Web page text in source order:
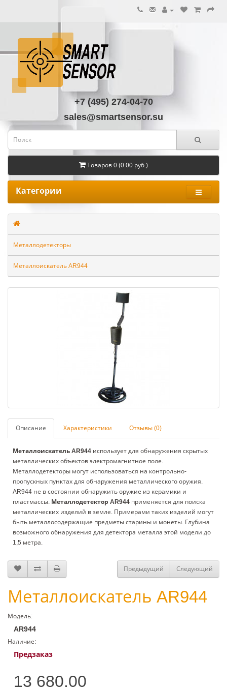
+7 (495) 274-04-70
sales@smartsensor.su
Товаров 0 (0.00 руб.)
Категории
Металлодетекторы
Металлоискатель AR944
Описание Характеристики Отзывы (0)
Металлоискатель AR944 использует для обнаружения скрытых
металлических объектов электромагнитное поле.
Металлодетекторы могут использоваться на контрольно-
пропускных пунктах для обнаружения металлического оружия.
AR944 не в состоянии обнаружить оружие из керамики и
пластмассы. Металлодетектор AR944 применяется для поиска
металлических изделий в земле. Примерами таких изделий могут
быть металлосодержащие предметы старины и монеты. Глубина
возможного обнаружения для детектора металла этой модели до
1,5 метра.
Предыдущий Следующий
Металлоискатель AR944
Модель:
AR944
Наличие:
Предзаказ
13 680.00